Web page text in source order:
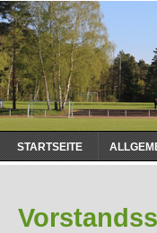
Navigation
überspringen
STARTSEITE